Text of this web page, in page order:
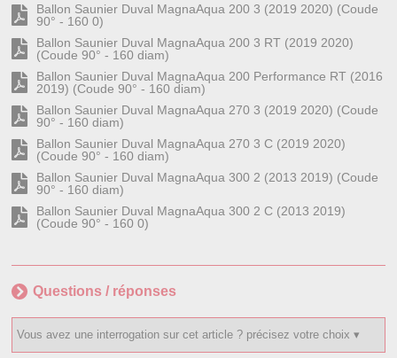
Ballon Saunier Duval MagnaAqua 200 3 (2019 2020) (Coude
90° - 160 0)
Ballon Saunier Duval MagnaAqua 200 3 RT (2019 2020)
(Coude 90° - 160 diam)
Ballon Saunier Duval MagnaAqua 200 Performance RT (2016
2019) (Coude 90° - 160 diam)
Ballon Saunier Duval MagnaAqua 270 3 (2019 2020) (Coude
90° - 160 diam)
Ballon Saunier Duval MagnaAqua 270 3 C (2019 2020)
(Coude 90° - 160 diam)
Ballon Saunier Duval MagnaAqua 300 2 (2013 2019) (Coude
90° - 160 diam)
Ballon Saunier Duval MagnaAqua 300 2 C (2013 2019)
(Coude 90° - 160 0)
Questions / réponses